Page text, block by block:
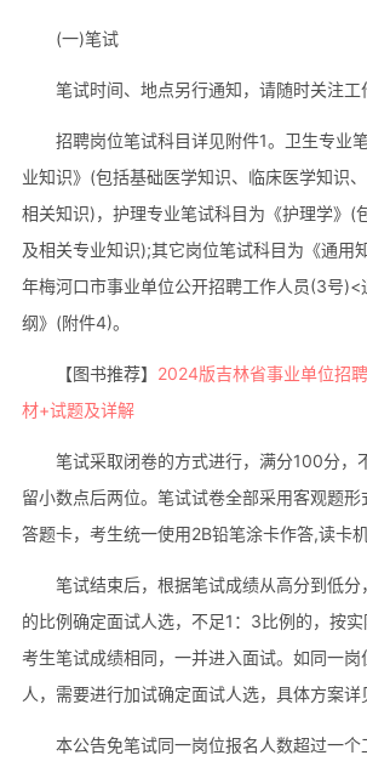
(一)笔试
笔试时间、地点另行通知，请随时关注工
招聘岗位笔试科目详见附件1。卫生专业
业知识》(包括基础医学知识、临床医学知识
相关知识)，护理专业笔试科目为《护理学》(
及相关专业知识);其它岗位笔试科目为《通用
年梅河口市事业单位公开招聘工作人员(3号)<
纲》(附件4)。
【图书推荐】 2024版吉林省事业单位招
材+试题及详解
笔试采取闭卷的方式进行，满分100分，
留小数点后两位。笔试试卷全部采用客观题
答题卡，考生统一使用2B铅笔涂卡作答,读卡机
笔试结束后，根据笔试成绩从高分到低
的比例确定面试人选，不足1：3比例的，按
考生笔试成绩相同，一并进入面试。如同一
人，需要进行加试确定面试人选，具体方案详
本公告免笔试同一岗位报名人数超过一